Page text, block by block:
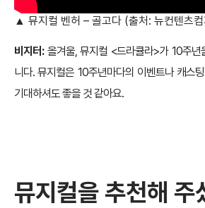
▲ 뮤지컬 벤허 – 골고다 (출처: 뉴컨텐츠
비지터: 올겨울, 뮤지컬 <드라큘라>가 10주
니다. 뮤지컬은 10주년마다의 이벤트나 캐스
기대하셔도 좋을 것 같아요.
뮤지컬을 추천해 주